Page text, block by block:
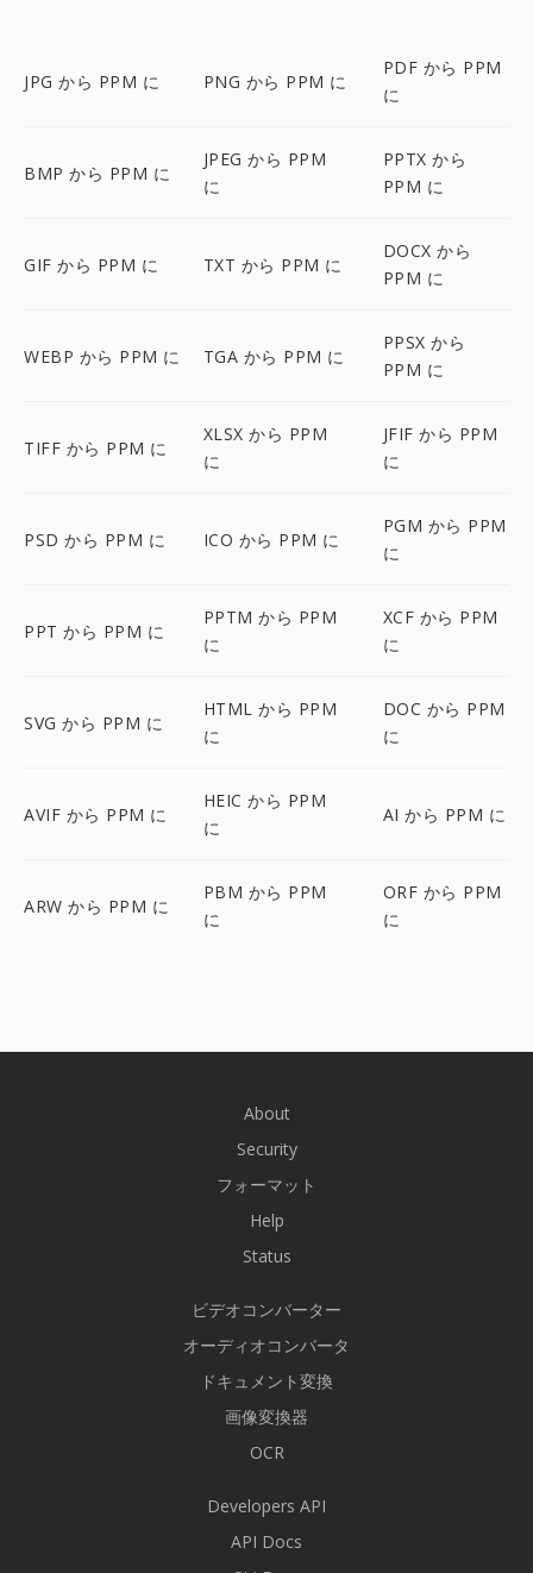
JPG から PPM に PNG から PPM に
PDF から PPM
に
BMP から PPM に
JPEG から PPM
に
PPTX から
PPM に
GIF から PPM に TXT から PPM に
DOCX から
PPM に
WEBP から PPM に TGA から PPM に
PPSX から
PPM に
TIFF から PPM に
XLSX から PPM
に
JFIF から PPM
に
PSD から PPM に ICO から PPM に
PGM から PPM
に
PPT から PPM に
PPTM から PPM
に
XCF から PPM
に
SVG から PPM に
HTML から PPM
に
DOC から PPM
に
AVIF から PPM に
HEIC から PPM
に
AI から PPM に
ARW から PPM に
PBM から PPM
に
ORF から PPM
に
About
Security
フォーマット
Help
Status
ビデオコンバーター
オーディオコンバータ
ドキュメント変換
画像変換器
OCR
Developers API
API Docs